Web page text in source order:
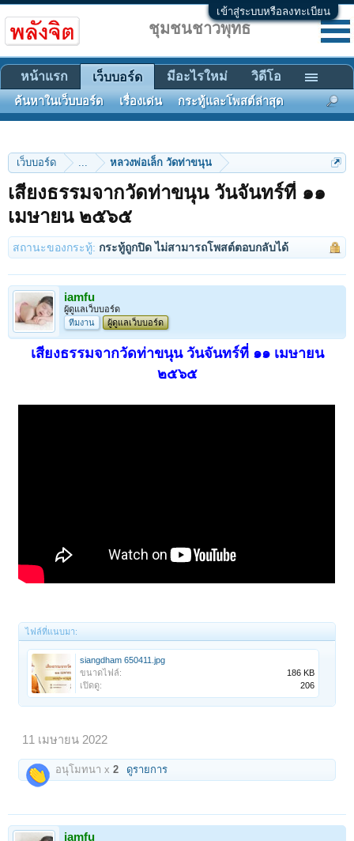
เข้าสู่ระบบหรือลงทะเบียน
เว็บบอร์ด ... หลวงพ่อเล็ก วัดท่าขนุน
เสียงธรรมจากวัดท่าขนุน วันจันทร์ที่ ๑๑
เมษายน ๒๕๖๕
สถานะของกระทู้: กระทู้ถูกปิด ไม่สามารถโพสต์ตอบกลับได้
iamfu
ผู้ดูแลเว็บบอร์ด
ทีมงาน
ผู้ดูแลเว็บบอร์ด
เสียงธรรมจากวัดท่าขนุน วันจันทร์ที่ ๑๑ เมษายน
๒๕๖๕
ไฟล์ที่แนบมา:
siangdham 650411.jpg
ขนาดไฟล์:
186 KB
เปิดดู:
206
11 เมษายน 2022
อนุโมทนา x2 ดูรายการ
iamfu
ชุมชนชาวพุทธ
หน้าแรก เว็บบอร์ด
ค้นหาในเว็บบอร์ด เรื่องเด่น กระทู้และโพสต์ล่าสุด
มีอะไรใหม่ วิดีโอ